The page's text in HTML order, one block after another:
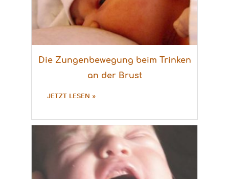
Die Zungenbewegung beim Trinken
an der Brust
JETZT LESEN »